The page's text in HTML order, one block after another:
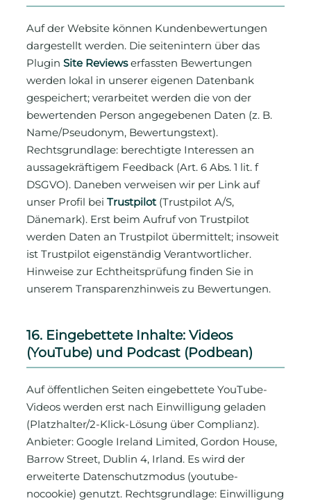
Auf der Website können Kundenbewertungen
dargestellt werden. Die seitenintern über das
PluginSite Reviewserfassten Bewertungen
werden lokal in unserer eigenen Datenbank
gespeichert; verarbeitet werden die von der
bewertenden Person angegebenen Daten (z. B.
Name/Pseudonym, Bewertungstext).
Rechtsgrundlage: berechtigte Interessen an
aussagekräftigem Feedback (Art. 6 Abs. 1 lit. f
DSGVO). Daneben verweisen wir per Link auf
unser Profil beiTrustpilot(Trustpilot A/S,
Dänemark). Erst beim Aufruf von Trustpilot
werden Daten an Trustpilot übermittelt; insoweit
ist Trustpilot eigenständig Verantwortlicher.
Hinweise zur Echtheitsprüfung finden Sie in
unserem Transparenzhinweis zu Bewertungen.
16. Eingebettete Inhalte: Videos
(YouTube) und Podcast (Podbean)
Auf öffentlichen Seiten eingebettete YouTube-
Videos werden erst nach Einwilligung geladen
(Platzhalter/2-Klick-Lösung über Complianz).
Anbieter: Google Ireland Limited, Gordon House,
Barrow Street, Dublin 4, Irland. Es wird der
erweiterte Datenschutzmodus (youtube-
nocookie) genutzt. Rechtsgrundlage: Einwilligung